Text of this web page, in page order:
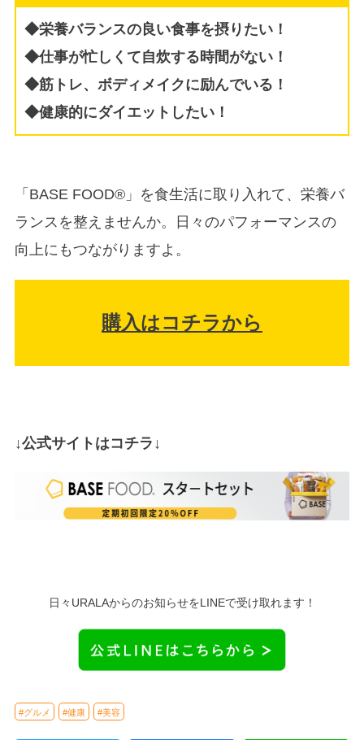
◆栄養バランスの良い食事を摂りたい！
◆仕事が忙しくて自炊する時間がない！
◆筋トレ、ボディメイクに励んでいる！
◆健康的にダイエットしたい！
「BASE FOOD®」を食生活に取り入れて、栄養バ
ランスを整えませんか。日々のパフォーマンスの
向上にもつながりますよ。
購入はコチラから
↓公式サイトはコチラ↓
日々URALAからのお知らせをLINEで受け取れます！
#グルメ #健康 #美容